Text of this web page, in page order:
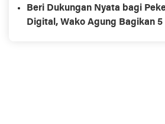
Beri Dukungan Nyata bagi
Digital, Wako Agung Bagikan 5